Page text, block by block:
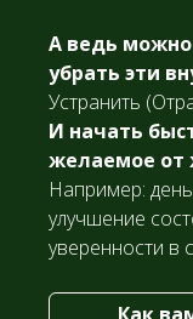
А ведь можно
убрать эти
Устранить
И начать
желаемое от
Например:
улучшение
уверенности в